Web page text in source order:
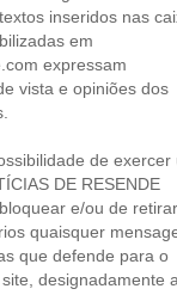
inseridos nas
em
expressam
vista e opiniões dos
de exercer
DE RESENDE
e/ou de retirar
quaisquer
que defende para o
designadamente